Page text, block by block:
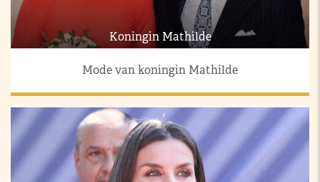
Koningin Mathilde
Mode van koningin Mathilde